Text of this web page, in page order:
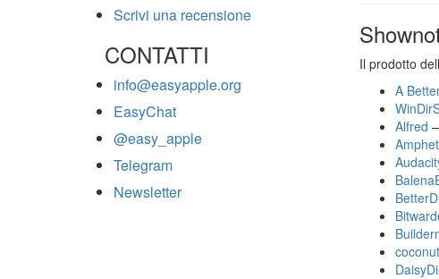
Scrivi una recensione
CONTATTI
info@easyapple.org
EasyChat
@easy_apple
Telegram
Newsletter
Il prodotto
A
Alfred